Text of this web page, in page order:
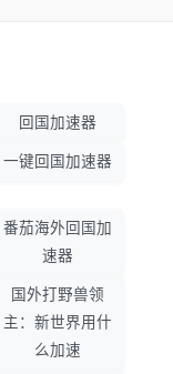
回国加速器
一键回国加速器
番茄海外回国加
速器
国外打野兽领
主：新世界用什
么加速